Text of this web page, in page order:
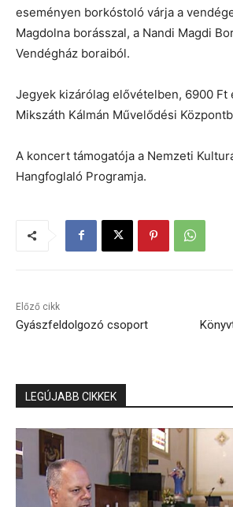
eseményen borkóstoló várja a
Magdolna borásszal, a Nandi Magdi
Vendégház boraiból.
Jegyek kizárólag elővételben, 6900 Ft
Mikszáth Kálmán Művelődési
A koncert támogatója a Nemzeti
Hangfoglaló Programja.
Előző cikk
Gyászfeldolgozó csoport
LEGÚJABB CIKKEK